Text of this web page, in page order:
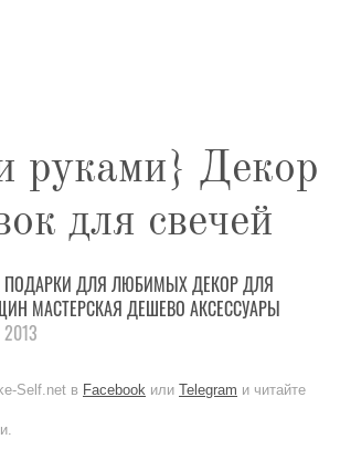
руками} Декор
для свечей
ПОДАРКИ ДЛЯ ЛЮБИМЫХДЕКОРДЛЯ
МАСТЕРСКАЯ ДЕШЕВО АКСЕССУАРЫ
Self.net в Facebook или Telegram и читайте